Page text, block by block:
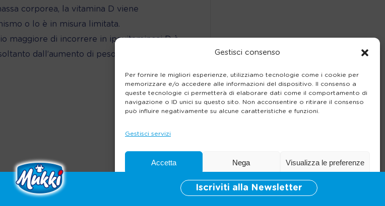
Gestisci consenso
Per fornire le migliori esperienze, utilizziamo tecnologie come i cookie per
memorizzare e/o accedere alle informazioni del dispositivo. Il consenso a
queste tecnologie ci permetterà di elaborare dati come il comportamento di
navigazione o ID unici su questo sito. Non acconsentire o ritirare il consenso
può influire negativamente su alcune caratteristiche e funzioni.
Gestisci servizi
Accetta Nega Visualizza le preferenze
Cookie Policy Informativa sulla Privacy
corporea, la vitamina D viene
o lo è in misura limitata.
maggiore di incorrere in ipovitaminosi D è
dall’aumento di peso ma anche
Iscriviti alla Newsletter